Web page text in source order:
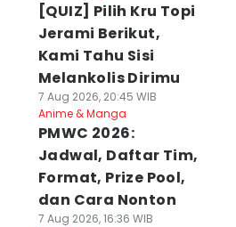
[QUIZ] Pilih Kru Topi
Jerami Berikut,
Kami Tahu Sisi
Melankolis Dirimu
7 Aug 2026, 20:45 WIB
Anime & Manga
PMWC 2026:
Jadwal, Daftar Tim,
Format, Prize Pool,
dan Cara Nonton
7 Aug 2026, 16:36 WIB